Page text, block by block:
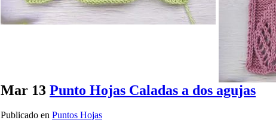
Mar 13 Punto Hojas Caladas a dos agujas
Publicado en Puntos Hojas